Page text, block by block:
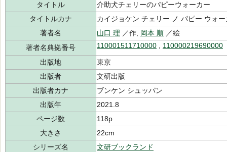
タイトル
介助犬チェリーのパピーウォーカー
タイトルカナ
カイジョケン チェリー ノ パピー ウォー
著者名
山口 理 ／作, 岡本 順 ／絵
著者名典拠番号
110001511710000 110000219690000
出版地
東京
出版者
文研出版
出版者カナ
ブンケン シュッパン
出版年
2021.8
ページ数
118p
大きさ
22cm
シリーズ名
文研ブックランド